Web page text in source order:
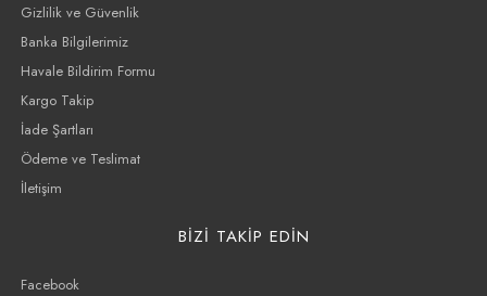
Gizlilik ve Güvenlik
Banka Bilgilerimiz
Havale Bildirim Formu
Kargo Takip
İade Şartları
Ödeme ve Teslimat
İletişim
BİZİ TAKİP EDİN
Facebook